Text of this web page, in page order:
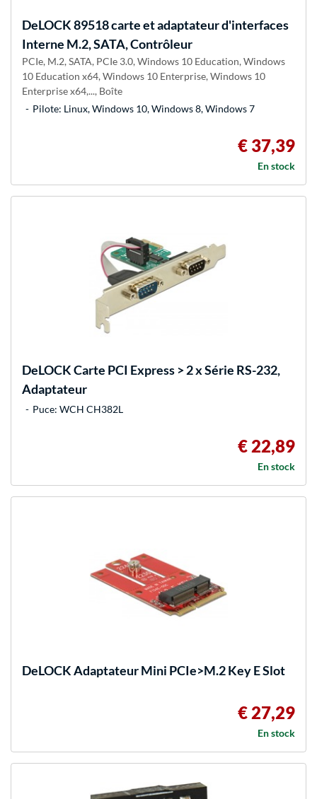
DeLOCK89518 carte et adaptateur d'interfaces
Interne M.2, SATA, Contrôleur
PCIe, M.2, SATA, PCIe 3.0, Windows 10 Education, Windows
10 Education x64, Windows 10 Enterprise, Windows 10
Enterprise x64,..., Boîte
Pilote: Linux, Windows 10, Windows 8, Windows 7
€ 37,39
En stock
DeLOCKCarte PCI Express > 2 x Série RS-232,
Adaptateur
Puce: WCH CH382L
€ 22,89
En stock
DeLOCKAdaptateur Mini PCIe>M.2 Key E Slot
€ 27,29
En stock